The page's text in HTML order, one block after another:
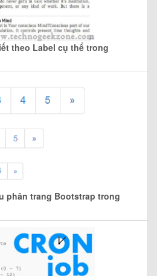
theo Label cụ thể trong
phân trang Bootstrap trong